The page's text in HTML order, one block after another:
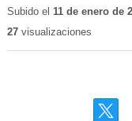
Subido el 11 de enero de
27visualizaciones